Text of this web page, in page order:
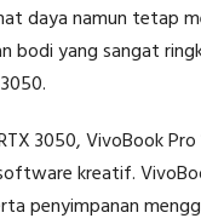
daya namun tetap
bodi yang sangat
3050, VivoBook
kreatif.
penyimpanan